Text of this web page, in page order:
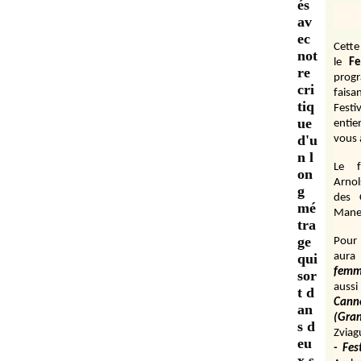
és
av
ec
not
re
cri
tiq
ue
d'u
n l
on
g
mé
tra
ge
qui
sor
t d
an
s d
eu
le
vous
Le
des
Pour
aura
aussi
-